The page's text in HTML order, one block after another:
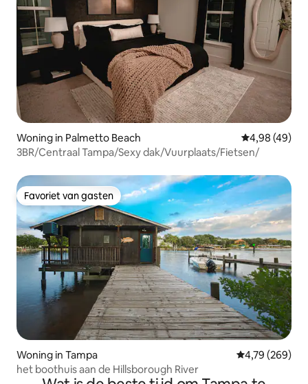
Woning in Palmetto Beach Gemiddelde
4,98 (49)
3BR/Centraal Tampa/Sexy dak/Vuurplaats/Fietsen/
Favoriet van gasten
Favoriet van gasten
Woning in Tampa Gemiddelde
4,79 (269)
het boothuis aan de Hillsborough River